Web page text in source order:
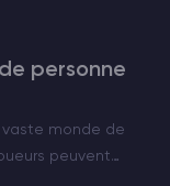
personne
vaste monde de
peuvent